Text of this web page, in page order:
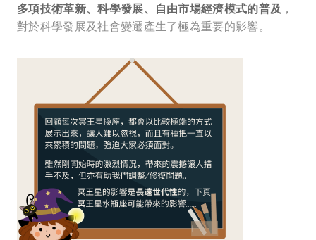
多項技術革新、科學發展、自由市場經濟模式的普及 ，
對於科學發展及社會變遷產生了極為重要的影響。